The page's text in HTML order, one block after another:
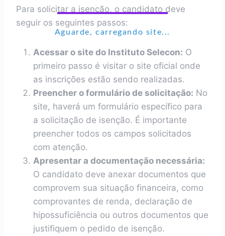
Aguarde, carregando site...
Para solicitar a isenção, o candidato deve
seguir os seguintes passos:
Acessar o site do Instituto Selecon: O
primeiro passo é visitar o site oficial onde
as inscrições estão sendo realizadas.
Preencher o formulário de solicitação: No
site, haverá um formulário específico para
a solicitação de isenção. É importante
preencher todos os campos solicitados
com atenção.
Apresentar a documentação necessária:
O candidato deve anexar documentos que
comprovem sua situação financeira, como
comprovantes de renda, declaração de
hipossuficiência ou outros documentos que
justifiquem o pedido de isenção.